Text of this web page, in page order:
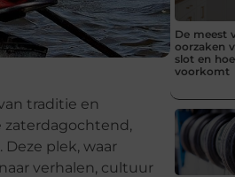
traditie en
zaterdagochtend,
plek, waar
verhalen, cultuur
De meest
oorzaken
slot en
voorkomt